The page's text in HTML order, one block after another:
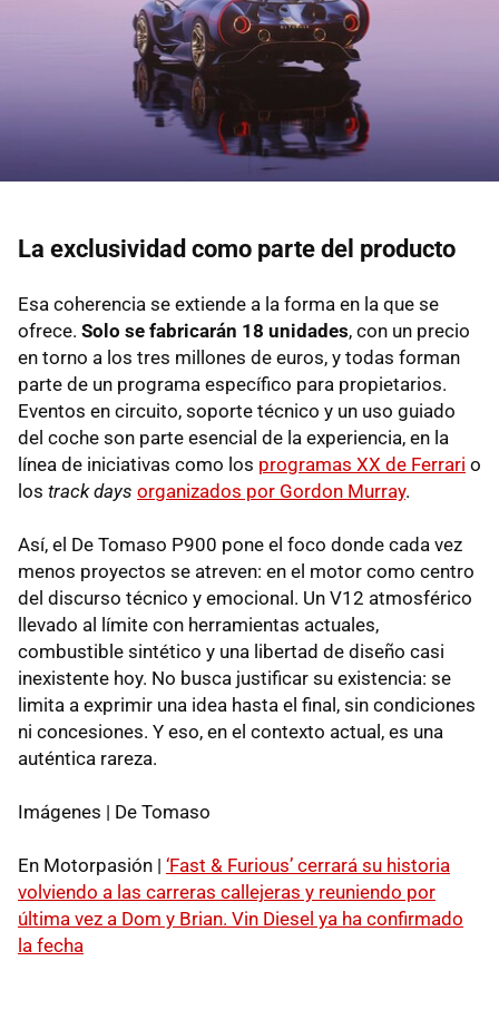
La exclusividad como parte del producto
Esa coherencia se extiende a la forma en la que se
ofrece. Solo se fabricarán 18 unidades, con un precio
en torno a los tres millones de euros, y todas forman
parte de un programa específico para propietarios.
Eventos en circuito, soporte técnico y un uso guiado
del coche son parte esencial de la experiencia, en la
línea de iniciativas como los programas XX de Ferrari o
los track days organizados por Gordon Murray.
Así, el De Tomaso P900 pone el foco donde cada vez
menos proyectos se atreven: en el motor como centro
del discurso técnico y emocional. Un V12 atmosférico
llevado al límite con herramientas actuales,
combustible sintético y una libertad de diseño casi
inexistente hoy. No busca justificar su existencia: se
limita a exprimir una idea hasta el final, sin condiciones
ni concesiones. Y eso, en el contexto actual, es una
auténtica rareza.
Imágenes | De Tomaso
En Motorpasión | ‘Fast & Furious’ cerrará su historia
volviendo a las carreras callejeras y reuniendo por
última vez a Dom y Brian. Vin Diesel ya ha confirmado
la fecha